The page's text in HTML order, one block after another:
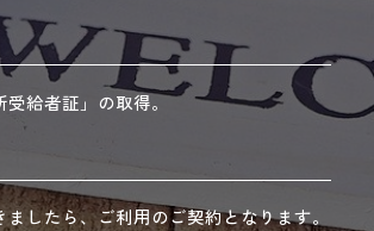
受給者証」の取得。
したら、ご利用のご契約となります。